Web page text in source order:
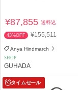
¥87,855送料込
43%OFF ¥155,511
Anya Hindmarch
SHOP
GUHADA
タイムセール